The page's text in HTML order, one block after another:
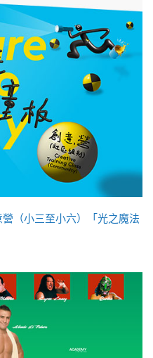
（小三至小六）「光之魔法